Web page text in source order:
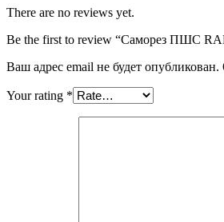
There are no reviews yet.
Be the first to review “Саморез ПШС
Ваш адрес email не будет опубликован.
Your rating *